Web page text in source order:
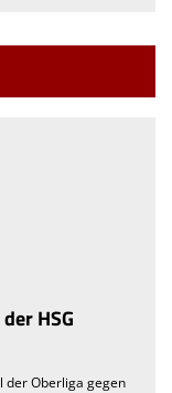
HSG
der Oberliga gegen